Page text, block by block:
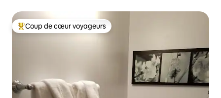
Coup de cœur voyageurs parmi les plus aimés
Coup de cœur voyageurs